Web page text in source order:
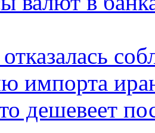
импорта
дешевеет